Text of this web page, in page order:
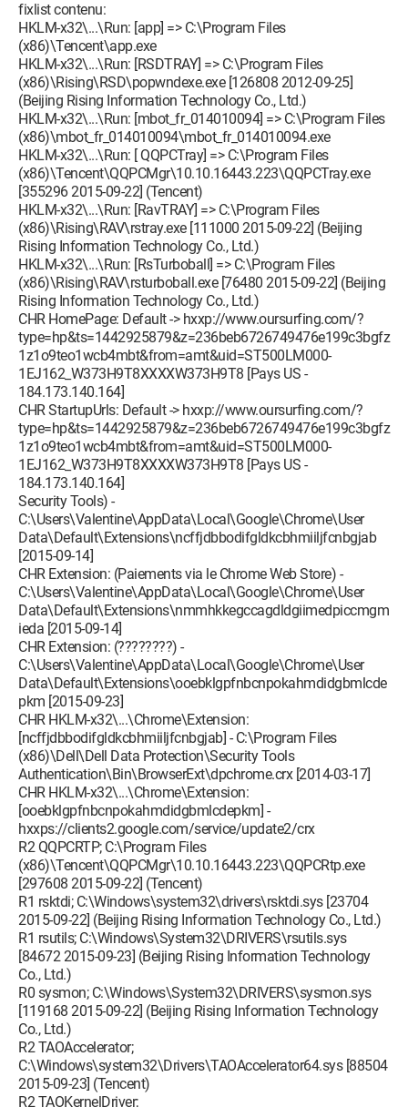
fixlist contenu:
HKLM-x32\...\Run: [app] => C:\Program Files
(x86)\Tencent\app.exe
HKLM-x32\...\Run: [RSDTRAY] => C:\Program Files
(x86)\Rising\RSD\popwndexe.exe [126808 2012-09-25]
(Beijing Rising Information Technology Co., Ltd.)
HKLM-x32\...\Run: [mbot_fr_014010094] => C:\Program Files
(x86)\mbot_fr_014010094\mbot_fr_014010094.exe
HKLM-x32\...\Run: [ QQPCTray] => C:\Program Files
(x86)\Tencent\QQPCMgr\10.10.16443.223\QQPCTray.exe
[355296 2015-09-22] (Tencent)
HKLM-x32\...\Run: [RavTRAY] => C:\Program Files
(x86)\Rising\RAV\rstray.exe [111000 2015-09-22] (Beijing
Rising Information Technology Co., Ltd.)
HKLM-x32\...\Run: [RsTurboball] => C:\Program Files
(x86)\Rising\RAV\rsturboball.exe [76480 2015-09-22] (Beijing
Rising Information Technology Co., Ltd.)
CHR HomePage: Default -> hxxp://www.oursurfing.com/?
type=hp&ts=1442925879&z=236beb6726749476e199c3bgfz
1z1o9teo1wcb4mbt&from=amt&uid=ST500LM000-
1EJ162_W373H9T8XXXXW373H9T8 [Pays US -
184.173.140.164]
CHR StartupUrls: Default -> hxxp://www.oursurfing.com/?
type=hp&ts=1442925879&z=236beb6726749476e199c3bgfz
1z1o9teo1wcb4mbt&from=amt&uid=ST500LM000-
1EJ162_W373H9T8XXXXW373H9T8 [Pays US -
184.173.140.164]
Security Tools) -
C:\Users\Valentine\AppData\Local\Google\Chrome\User
Data\Default\Extensions\ncffjdbbodifgldkcbhmiiljfcnbgjab
[2015-09-14]
CHR Extension: (Paiements via le Chrome Web Store) -
C:\Users\Valentine\AppData\Local\Google\Chrome\User
Data\Default\Extensions\nmmhkkegccagdldgiimedpiccmgm
ieda [2015-09-14]
CHR Extension: (????????) -
C:\Users\Valentine\AppData\Local\Google\Chrome\User
Data\Default\Extensions\ooebklgpfnbcnpokahmdidgbmlcde
pkm [2015-09-23]
CHR HKLM-x32\...\Chrome\Extension:
[ncffjdbbodifgldkcbhmiiljfcnbgjab] - C:\Program Files
(x86)\Dell\Dell Data Protection\Security Tools
Authentication\Bin\BrowserExt\dpchrome.crx [2014-03-17]
CHR HKLM-x32\...\Chrome\Extension:
[ooebklgpfnbcnpokahmdidgbmlcdepkm] -
hxxps://clients2.google.com/service/update2/crx
R2 QQPCRTP; C:\Program Files
(x86)\Tencent\QQPCMgr\10.10.16443.223\QQPCRtp.exe
[297608 2015-09-22] (Tencent)
R1 rsktdi; C:\Windows\system32\drivers\rsktdi.sys [23704
2015-09-22] (Beijing Rising Information Technology Co., Ltd.)
R1 rsutils; C:\Windows\System32\DRIVERS\rsutils.sys
[84672 2015-09-23] (Beijing Rising Information Technology
Co., Ltd.)
R0 sysmon; C:\Windows\System32\DRIVERS\sysmon.sys
[119168 2015-09-22] (Beijing Rising Information Technology
Co., Ltd.)
R2 TAOAccelerator;
C:\Windows\system32\Drivers\TAOAccelerator64.sys [88504
2015-09-23] (Tencent)
R2 TAOKernelDriver;